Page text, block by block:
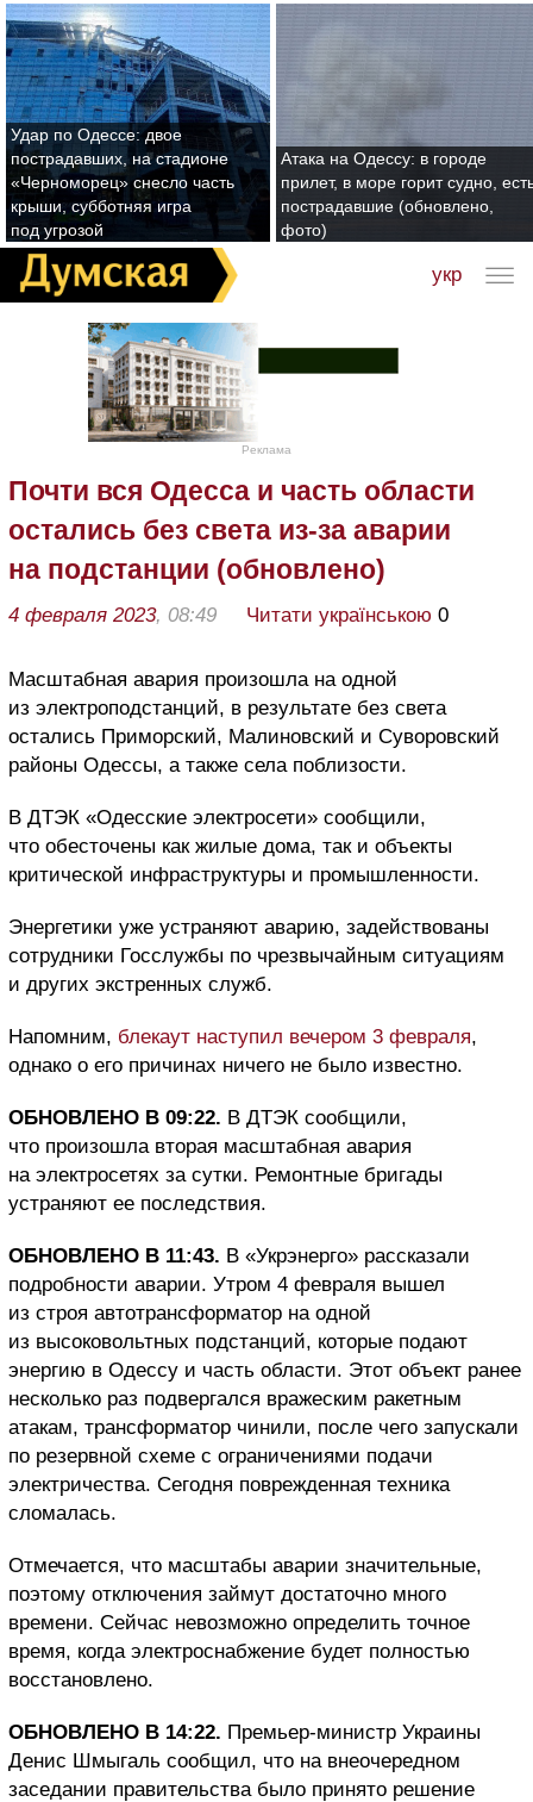
Удар по Одессе: двое
пострадавших, на стадионе
«Черноморец» снесло часть
крыши, субботняя игра
под угрозой
Атака на Одессу: в городе
прилет, в море горит судно,
пострадавшие (обновлено,
фото)
укр
Реклама
Почти вся Одесса и часть области
остались без света из-за аварии
на подстанции (обновлено)
4 февраля 2023, 08:49 Читати українською 0
Масштабная авария произошла на одной
из электроподстанций, в результате без света
остались Приморский, Малиновский и Суворовский
районы Одессы, а также села поблизости.
В ДТЭК «Одесские электросети» сообщили,
что обесточены как жилые дома, так и объекты
критической инфраструктуры и промышленности.
Энергетики уже устраняют аварию, задействованы
сотрудники Госслужбы по чрезвычайным ситуациям
и других экстренных служб.
Напомним, блекаут наступил вечером 3 февраля,
однако о его причинах ничего не было известно.
ОБНОВЛЕНО В 09:22. В ДТЭК сообщили,
что произошла вторая масштабная авария
на электросетях за сутки. Ремонтные бригады
устраняют ее последствия.
ОБНОВЛЕНО В 11:43. В «Укрэнерго» рассказали
подробности аварии. Утром 4 февраля вышел
из строя автотрансформатор на одной
из высоковольтных подстанций, которые подают
энергию в Одессу и часть области. Этот объект ранее
несколько раз подвергался вражеским ракетным
атакам, трансформатор чинили, после чего запускали
по резервной схеме с ограничениями подачи
электричества. Сегодня поврежденная техника
сломалась.
Отмечается, что масштабы аварии значительные,
поэтому отключения займут достаточно много
времени. Сейчас невозможно определить точное
время, когда электроснабжение будет полностью
восстановлено.
ОБНОВЛЕНО В 14:22. Премьер-министр Украины
Денис Шмыгаль сообщил, что на внеочередном
заседании правительства было принято решение